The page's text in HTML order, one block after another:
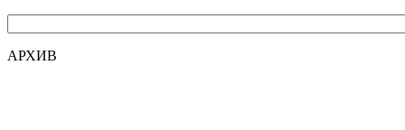
АРХИВ